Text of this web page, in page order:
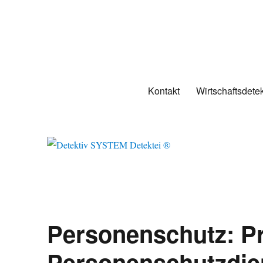
Kontakt
Personenschutz: